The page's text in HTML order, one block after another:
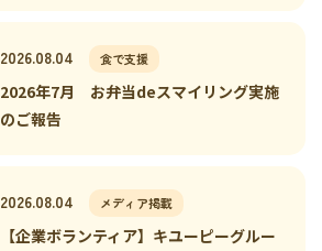
2026.08.04 食で支援
2026年7月 お弁当deスマイリング実施
のご報告
2026.08.04 メディア掲載
【企業ボランティア】キユーピーグルー